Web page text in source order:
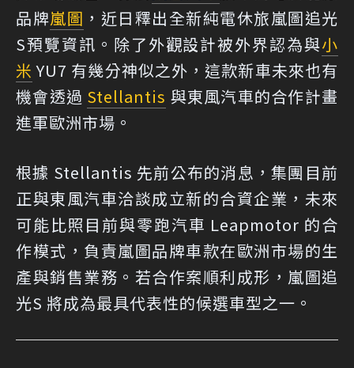
品牌嵐圖 ，近日釋出全新純電休旅嵐圖追光
S預覽資訊。除了外觀設計被外界認為與小
米 YU7 有幾分神似之外，這款新車未來也有
機會透過 Stellantis 與東風汽車的合作計畫
進軍歐洲市場。
根據 Stellantis 先前公布的消息，集團目前
正與東風汽車洽談成立新的合資企業，未來
可能比照目前與零跑汽車 Leapmotor 的合
作模式，負責嵐圖品牌車款在歐洲市場的生
產與銷售業務。若合作案順利成形，嵐圖追
光S 將成為最具代表性的候選車型之一。